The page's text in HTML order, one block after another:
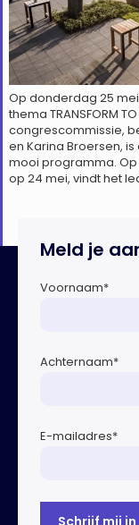
Op donderdag 25 mei
thema TRANSFORM
congrescommissie,
en Karina Broersen,
mooi programma.
op 24 mei, vindt het
Meld je
Voornaam*
Achternaam*
E-mailadres*